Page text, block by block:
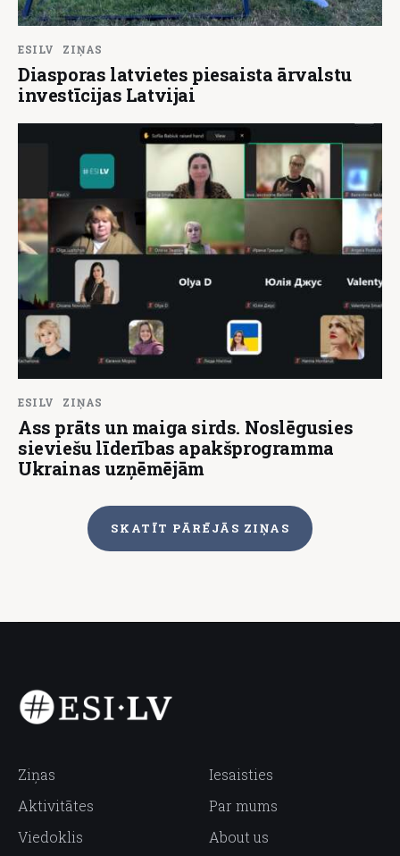
ESILV ZIŅAS
Diasporas latvietes piesaista ārvalstu
investīcijas Latvijai
ESILV ZIŅAS
Ass prāts un maiga sirds. Noslēgusies
sieviešu līderības apakšprogramma
Ukrainas uzņēmējām
SKATĪT PĀRĒJĀS ZIŅAS
Ziņas
Aktivitātes
Viedoklis
Iesaisties
Par mums
About us